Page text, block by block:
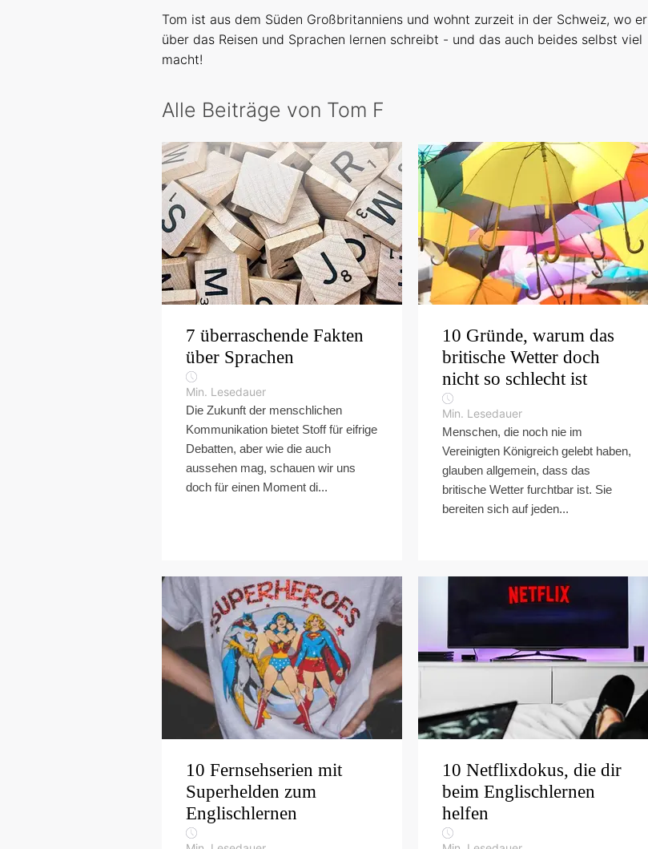
Tom ist aus dem Süden Großbritanniens und wohnt zurzeit in der Schweiz, wo er
über das Reisen und Sprachen lernen schreibt - und das auch beides selbst viel
macht!
Alle Beiträge von Tom F
7 überraschende Fakten
über Sprachen
Min. Lesedauer
Die Zukunft der menschlichen
Kommunikation bietet Stoff für eifrige
Debatten, aber wie die auch
aussehen mag, schauen wir uns
doch für einen Moment di...
10 Gründe, warum das
britische Wetter doch
nicht so schlecht ist
Min. Lesedauer
Menschen, die noch nie im
Vereinigten Königreich gelebt haben,
glauben allgemein, dass das
britische Wetter furchtbar ist. Sie
bereiten sich auf jeden...
10 Fernsehserien mit
Superhelden zum
Englischlernen
10 Netflixdokus, die dir
beim Englischlernen
helfen